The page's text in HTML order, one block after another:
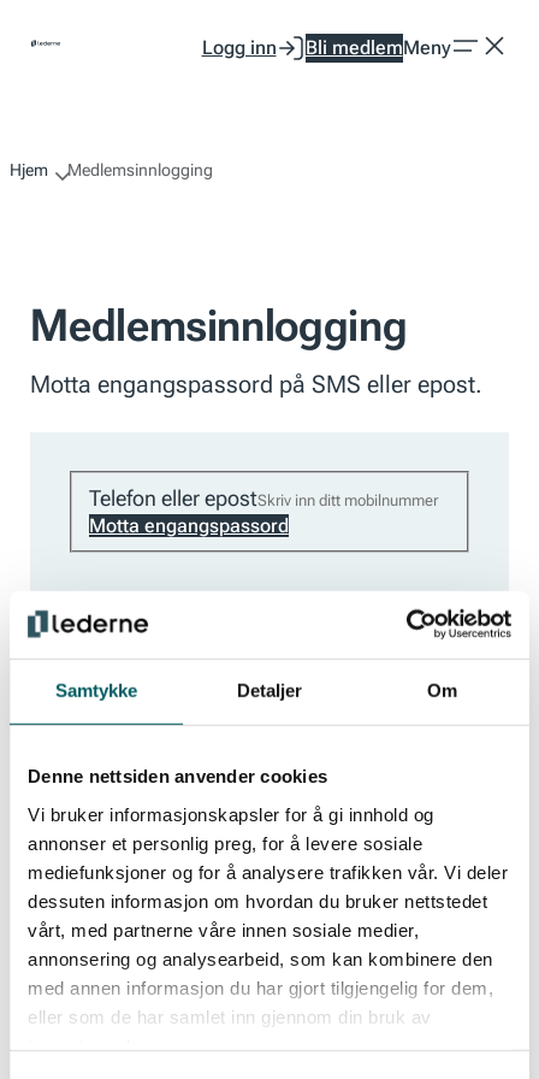
Samtykke Detaljer Om
Denne nettsiden anvender cookies
Vi bruker informasjonskapsler for å gi innhold og
annonser et personlig preg, for å levere sosiale
mediefunksjoner og for å analysere trafikken vår. Vi deler
dessuten informasjon om hvordan du bruker nettstedet
vårt, med partnerne våre innen sosiale medier,
annonsering og analysearbeid, som kan kombinere den
med annen informasjon du har gjort tilgjengelig for dem,
eller som de har samlet inn gjennom din bruk av
Logg inn Bli medlemMeny
Hjem Medlemsinnlogging
Medlemsinnlogging
Motta engangspassord på SMS eller epost.
Telefon eller epost
Motta engangspassord
Få de siste ledelsesnyhetene
Hold deg oppdatert med de viktigste nyhetene
og innsiktene for moderne ledelse. Meld deg
på vårt nyhetsbrev og få tips, råd og
inspirasjon som styrker deg i rollen som
leder.